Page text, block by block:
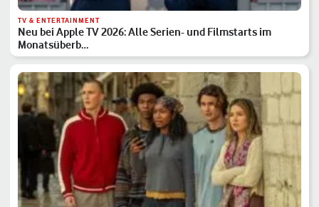
TV & ENTERTAINMENT
Neu bei Apple TV 2026: Alle Serien- und Filmstarts im
Monatsüberb…